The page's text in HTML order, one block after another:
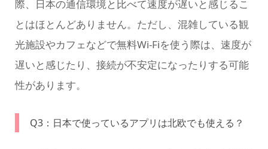
際、日本の通信環境と比べて速度が遅いと感じるこ
とはほとんどありません。ただし、混雑している観
光施設やカフェなどで無料Wi-Fiを使う際は、速度が
遅いと感じたり、接続が不安定になったりする可能
性があります。
Q3：日本で使っているアプリは北欧でも使える？